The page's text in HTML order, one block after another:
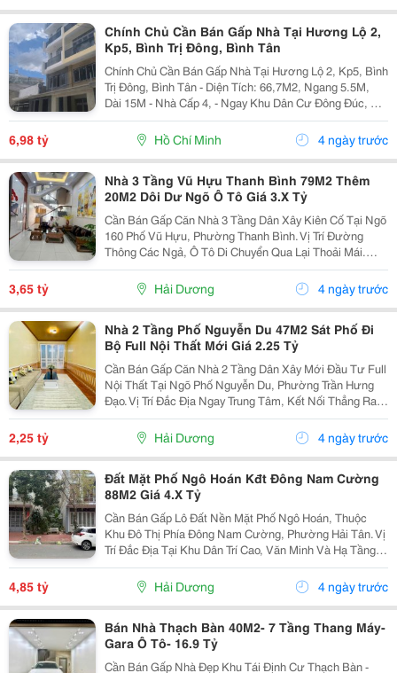
Chính Chủ Cần Bán Gấp Nhà Tại Hương Lộ 2,
Kp5, Bình Trị Đông, Bình Tân
Chính Chủ Cần Bán Gấp Nhà Tại Hương Lộ 2, Kp5, Bình
Trị Đông, Bình Tân - Diện Tích: 66,7M2, Ngang 5.5M,
Dài 15M - Nhà Cấp 4, - Ngay Khu Dân Cư Đông Đúc, An
Ninh Đảm Bảo, - Gần Bệnh Viện Bình Tân - Gần Gã Tư
Bốn Xã.. Gần Phan Anh, Lê Van Quới,...
6,98 tỷ Hồ Chí Minh 4 ngày trước
Nhà 3 Tầng Vũ Hựu Thanh Bình 79M2 Thêm
20M2 Dôi Dư Ngõ Ô Tô Giá 3.X Tỷ
Cần Bán Gấp Căn Nhà 3 Tầng Dân Xây Kiên Cố Tại Ngõ
160 Phố Vũ Hựu, Phường Thanh Bình. Vị Trí Đường
Thông Các Ngả, Ô Tô Di Chuyển Qua Lại Thoải Mái.
Thích Hợp Kết Hợp Vừa Ở Vừa Mở Spa, Cửa Hàng
Kinh Doanh Nhỏ Lẻ Hoặc Làm Văn Phòng. Thông Số
&Amp;...
3,65 tỷ Hải Dương 4 ngày trước
Nhà 2 Tầng Phố Nguyễn Du 47M2 Sát Phố Đi
Bộ Full Nội Thất Mới Giá 2.25 Tỷ
Cần Bán Gấp Căn Nhà 2 Tầng Dân Xây Mới Đầu Tư Full
Nội Thất Tại Ngõ Phố Nguyễn Du, Phường Trần Hưng
Đạo. Vị Trí Đắc Địa Ngay Trung Tâm, Kết Nối Thẳng Ra
Phố Trần Hưng Đạo, Bạch Đằng, Đèn Đỏ Quang Trung.
Chỉ 3 Bước Chân Ra Phố Đi Bộ Bạch Đằng, Sát...
2,25 tỷ Hải Dương 4 ngày trước
Đất Mặt Phố Ngô Hoán Kđt Đông Nam Cường
88M2 Giá 4.X Tỷ
Cần Bán Gấp Lô Đất Nền Mặt Phố Ngô Hoán, Thuộc
Khu Đô Thị Phía Đông Nam Cường, Phường Hải Tân. Vị
Trí Đắc Địa Tại Khu Dân Trí Cao, Văn Minh Và Hạ Tầng
Hoàn Thiện Bậc Nhất Khu Vực. Sát Cạnh Khu Dân Cư
Ecopark, Gần Chợ Hải Tân, Hệ Thống Trường Học...
4,85 tỷ Hải Dương 4 ngày trước
Bán Nhà Thạch Bàn 40M2- 7 Tầng Thang Máy-
Gara Ô Tô- 16.9 Tỷ
Cần Bán Gấp Nhà Đẹp Khu Tái Định Cư Thạch Bàn -